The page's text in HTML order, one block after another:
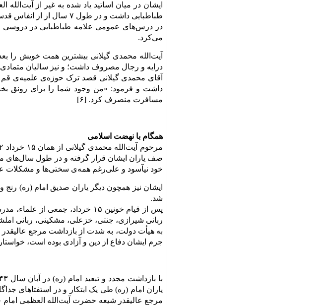
ایشان در میان اساتید یاد شده به غیر از
طباطبایى داشت و در
در درس‌های عمومى علامه طباطبایی در
مى‌کرد.
آیت‌الله محمدی گیلانى بیشترین همت خویش را
درایه و رجال مصروف داشت؛ و نیز سالیان
آقای محمدى گیلانى قصد ترک حوزه‌ی علمیه‌ی قم
داشت و فرمود: «من وجود شما را براى رونق
مسافرت منصرف کرد. [۶]
همگام با نهضت اسلامی
صف یاران ایشان قرار گرفته و در طول سال‌های
خود نیآسود و علی‌رغم همه‌ی سختی‌ها و مشکلات
ایشان نیز همچون دیگر یاران صدیق امام (ره) رنج
شد.
پس از قیام خونین ۱۵ خرداد،
به هیأت دولت، به شدت از بازداشت مرجع عالیقدر
جرم ایشان دفاع از دین و آزادی بوده است،
یاران امام (ره) طی یک ابتکار و در
مرجع عالیقدر شیعه حضرت آیت‌الله العظمی امام